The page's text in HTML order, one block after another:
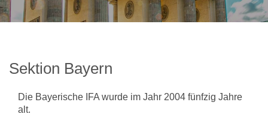
Sektion Bayern
Die Bayerische IFA wurde im Jahr 2004 fünfzig Jahre
alt.